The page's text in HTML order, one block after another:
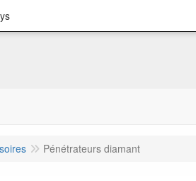
Pénétrateurs diamant